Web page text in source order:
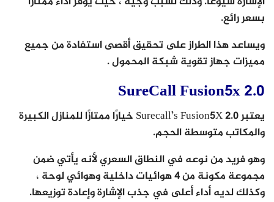
بسعر رائع.
ويساعد هذا الطراز على تحقيق أقصى استفادة من جميع
مميزات جهاز تقوية شبكة المحمول .
SureCall Fusion5x 2.0
يعتبر Surecall’s Fusion5X 2.0 خيارًا ممتازًا للمنازل الكبيرة
والمكاتب متوسطة الحجم.
وهو فريد من نوعه في النطاق السعري لأنه يأتي ضمن
مجموعة مكونة من 4 هوائيات داخلية وهوائي لوحة ،
وكذلك لديه أداء أعلى في جذب الإشارة وإعادة توزيعها.